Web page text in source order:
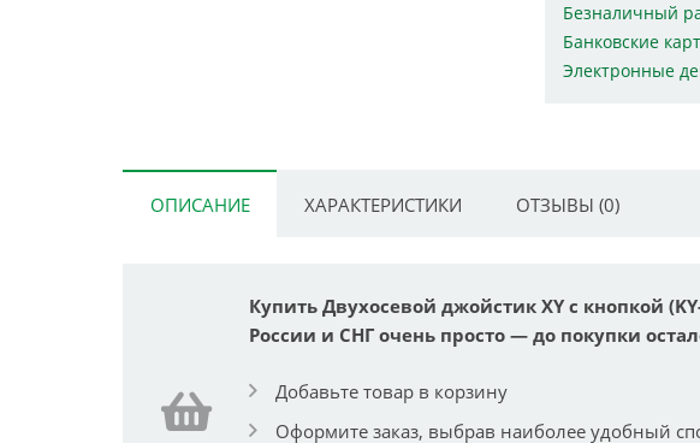
Безналичный
Банковские
Электронные
ОПИСАНИЕ ХАРАКТЕРИСТИКИ ОТЗЫВЫ (0)
Купить Двухосевой джойстик XY с кнопкой
России и СНГ очень просто — до покупки
Добавьте товар в корзину
Оформите заказ, выбрав наиболее удобный